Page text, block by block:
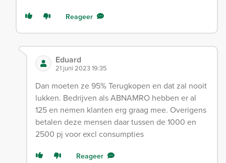
Reageer
Eduard
21 juni 2023 19:35
Dan moeten ze 95% Terugkopen en dat zal nooit
lukken. Bedrijven als ABNAMRO hebben er al
125 en nemen klanten erg graag mee. Overigens
betalen deze mensen daar tussen de 1000 en
2500 pj voor excl consumpties
Reageer